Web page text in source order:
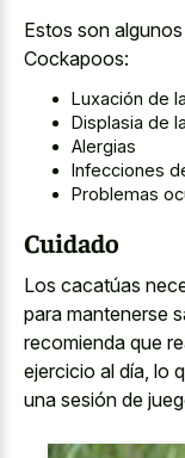
Estos son
Cockapoos:
Luxación de
Displasia de
Alergias
Infecciones
Problemas
Cuidado
Los cacatúas
para mantenerse
recomienda que
ejercicio al día, lo
una sesión de